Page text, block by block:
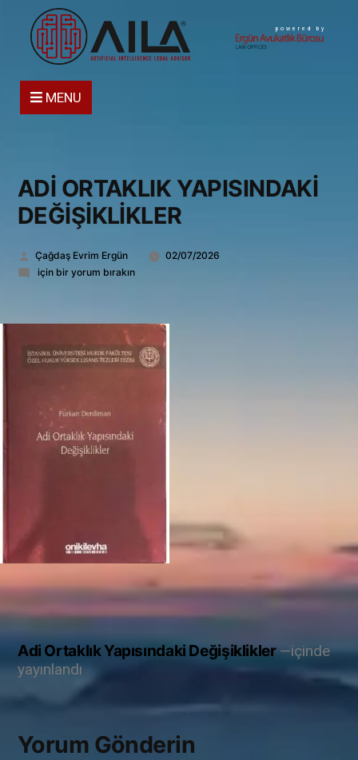
powered by
MENU
ADİ ORTAKLIK YAPISINDAKİ
DEĞİŞİKLİKLER
Gönderen:
Çağdaş Evrim Ergün
02/07/2026
ADİ
DEĞİŞİKLİKLER
için bir yorum bırakın
Yazı
gezinmesi
Adi Ortaklık Yapısındaki Değişiklikler
içinde
yayınlandı
Yorum Gönderin